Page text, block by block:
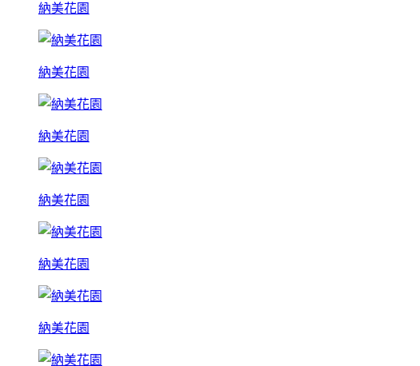
納美花園
納美花園
納美花園
納美花園
納美花園
納美花園